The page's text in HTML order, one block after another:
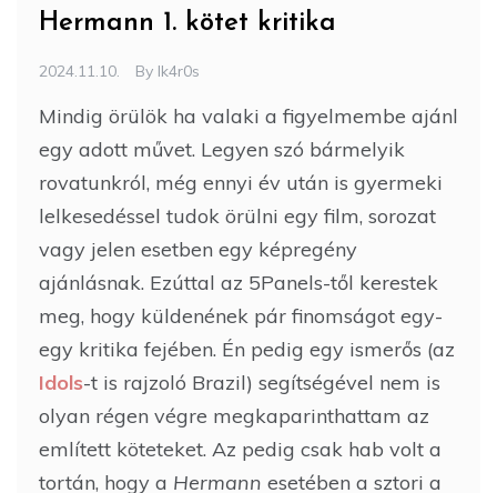
Hermann 1. kötet kritika
2024.11.10. By Ik4r0s
Mindig örülök ha valaki a figyelmembe ajánl
egy adott művet. Legyen szó bármelyik
rovatunkról, még ennyi év után is gyermeki
lelkesedéssel tudok örülni egy film, sorozat
vagy jelen esetben egy képregény
ajánlásnak. Ezúttal az 5Panels-től kerestek
meg, hogy küldenének pár finomságot egy-
egy kritika fejében. Én pedig egy ismerős (az
Idols-t is rajzoló Brazil) segítségével nem is
olyan régen végre megkaparinthattam az
említett köteteket. Az pedig csak hab volt a
tortán, hogy a Hermann esetében a sztori a